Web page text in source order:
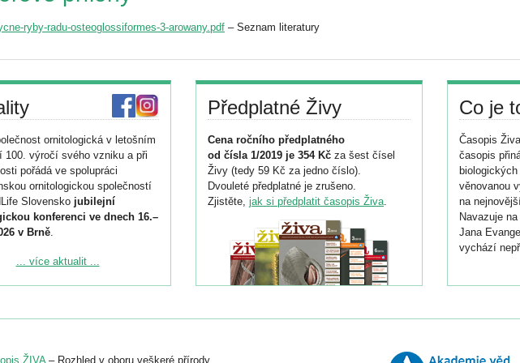
ryby-radu-osteoglossiformes-3-arowany.pdf – Seznam literatury
ornitologická v letošním
100. výročí svého vzniku a při
pořádá ve spolupráci
ornitologickou společností
Slovensko jubilejní
konferenci ve dnech 16.–
v Brně.
informace ke konferenci
se můžete do 6. září.
... více aktualit ...
Předplatné Živy
Cena ročního předplatného
od čísla 1/2019 je 354 Kč za šest čísel
Živy (tedy 59 Kč za jedno číslo).
Dvouleté předplatné je zrušeno.
Zjistěte, jak si předplatit časopis Živa.
Co je
Časopis
časopis
věnovanou
na
Navazuje
Jana
vychází
ŽIVA– Rozhled v oboru veškeré přírody.